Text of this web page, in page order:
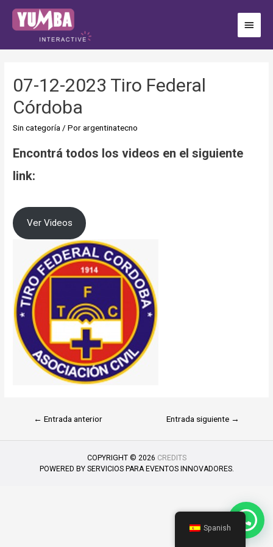
07-12-2023 Tiro Federal
Córdoba
Sin categoría/ Porargentinatecno
Encontrá todos los videos en el siguiente
link:
Ver Videos
← Entrada anterior Entrada siguiente →
COPYRIGHT © 2026 CREDITS
POWERED BY SERVICIOS PARA EVENTOS INNOVADORES.
Spanish